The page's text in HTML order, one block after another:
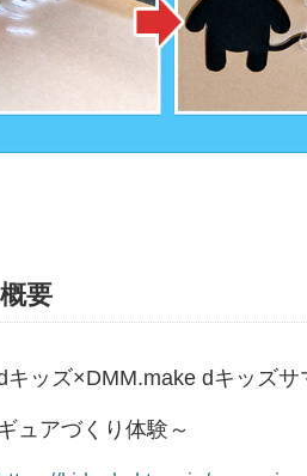
要
キッズ×DMM.make dキッズ
ュアづくり体験～